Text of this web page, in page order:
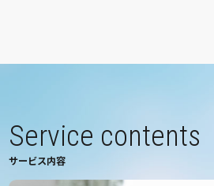
Service contents
サービス内容